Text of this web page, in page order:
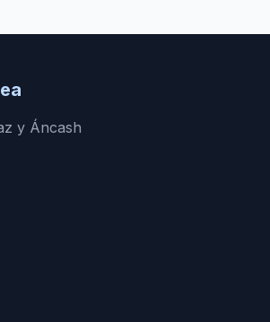
y Áncash